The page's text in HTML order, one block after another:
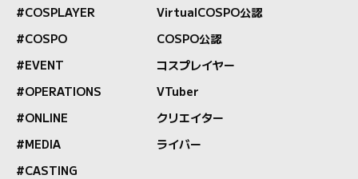
#COSPLAYER
#COSPO
#EVENT
#OPERATIONS
#ONLINE
#MEDIA
#CASTING
VirtualCOSPO公認
COSPO公認
コスプレイヤー
VTuber
クリエイター
ライバー